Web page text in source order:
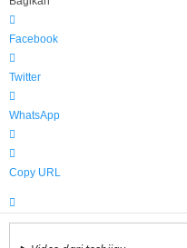
Facebook
Twitter
WhatsApp
Copy URL